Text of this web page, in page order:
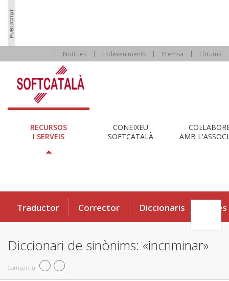
Notícies Esdeveniments Premsa Fòrums
RECURSOS
I SERVEIS
CONEIXEU
SOFTCATALÀ
AMB
Traductor Corrector Diccionaris Eines
Diccionari de sinònims: «incriminar»
Compartiu